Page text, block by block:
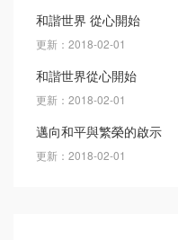
和諧世界 從心開始
更新：2018-02-01
和諧世界從心開始
更新：2018-02-01
邁向和平與繁榮的啟示
更新：2018-02-01